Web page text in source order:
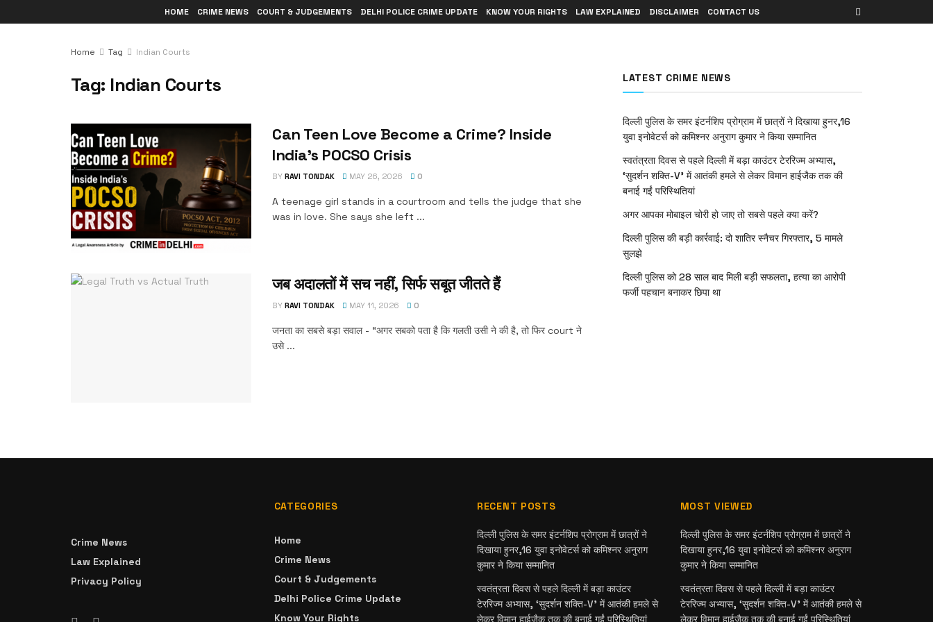
HOME CRIME NEWS COURT & JUDGEMENTS DELHI POLICE CRIME UPDATE KNOW YOUR RIGHTS LAW EXPLAINED DISCLAIMER CONTACT US
Home Tag Indian Courts
Tag: Indian Courts
Can Teen Love Become a Crime? Inside
India’s POCSO Crisis
BY RAVI TONDAK MAY 26, 2026 0
A teenage girl stands in a courtroom and tells the judge that she
was in love. She says she left ...
जब अदालतों में सच नहीं, सिर्फ सबूत जीतते हैं
BY RAVI TONDAK MAY 11, 2026 0
जनता का सबसे बड़ा सवाल - “अगर सबको पता है कि गलती उसी ने की है, तो फिर court ने
उसे ...
LATEST CRIME NEWS
दिल्ली पुलिस के समर इंटर्नशिप प्रोग्राम में छात्रों ने दिखाया हुनर,16
युवा इनोवेटर्स को कमिश्नर अनुराग कुमार ने किया सम्मानित
स्वतंत्रता दिवस से पहले दिल्ली में बड़ा काउंटर टेररिज्म अभ्यास,
‘सुदर्शन शक्ति-V’ में आतंकी हमले से लेकर विमान हाईजैक तक की
बनाई गईं परिस्थितियां
अगर आपका मोबाइल चोरी हो जाए तो सबसे पहले क्या करें?
दिल्ली पुलिस की बड़ी कार्रवाई: दो शातिर स्नैचर गिरफ्तार, 5 मामले
सुलझे
दिल्ली पुलिस को 28 साल बाद मिली बड़ी सफलता, हत्या का आरोपी
फर्जी पहचान बनाकर छिपा था
Crime News
Law Explained
Privacy Policy
CATEGORIES
Home
Crime News
Court & Judgements
Delhi Police Crime Update
Know Your Rights
RECENT POSTS
दिल्ली पुलिस के समर इंटर्नशिप प्रोग्राम में छात्रों ने
दिखाया हुनर,16 युवा इनोवेटर्स को कमिश्नर अनुराग
कुमार ने किया सम्मानित
स्वतंत्रता दिवस से पहले दिल्ली में बड़ा काउंटर
टेररिज्म अभ्यास, ‘सुदर्शन शक्ति-V’ में आतंकी हमले से
लेकर विमान हाईजैक तक की बनाई गईं परिस्थितियां
MOST VIEWED
दिल्ली पुलिस के समर इंटर्नशिप प्रोग्राम में छात्रों ने
दिखाया हुनर,16 युवा इनोवेटर्स को कमिश्नर अनुराग
कुमार ने किया सम्मानित
स्वतंत्रता दिवस से पहले दिल्ली में बड़ा काउंटर
टेररिज्म अभ्यास, ‘सुदर्शन शक्ति-V’ में आतंकी हमले से
लेकर विमान हाईजैक तक की बनाई गईं परिस्थितियां